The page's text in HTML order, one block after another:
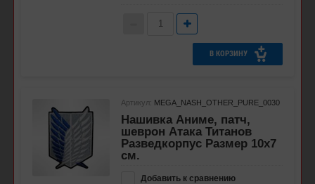
В КОРЗИНУ
Артикул: MEGA_NASH_OTHER_PURE_0030
Нашивка Аниме, патч,
шеврон Атака Титанов
Разведкорпус Размер 10х7
см.
Добавить к сравнению